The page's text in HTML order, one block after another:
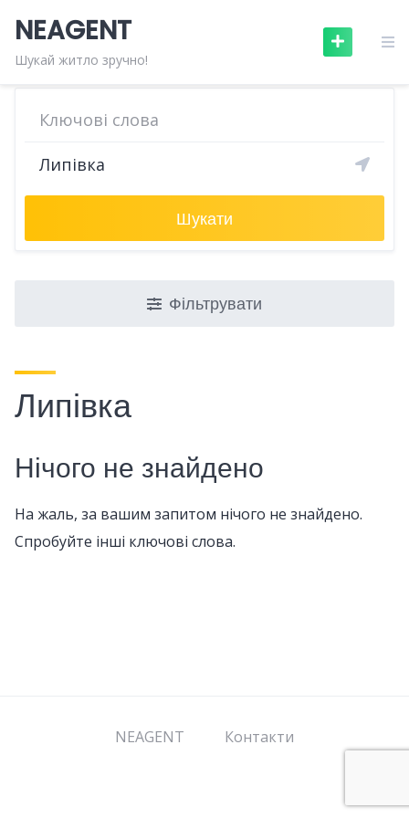
content
NEAGENT
Шукай житло зручно!
Шукати
Фільтрувати
Липівка
Нічого не знайдено
На жаль, за вашим запитом нічого не знайдено.
Спробуйте інші ключові слова.
NEAGENT Контакти